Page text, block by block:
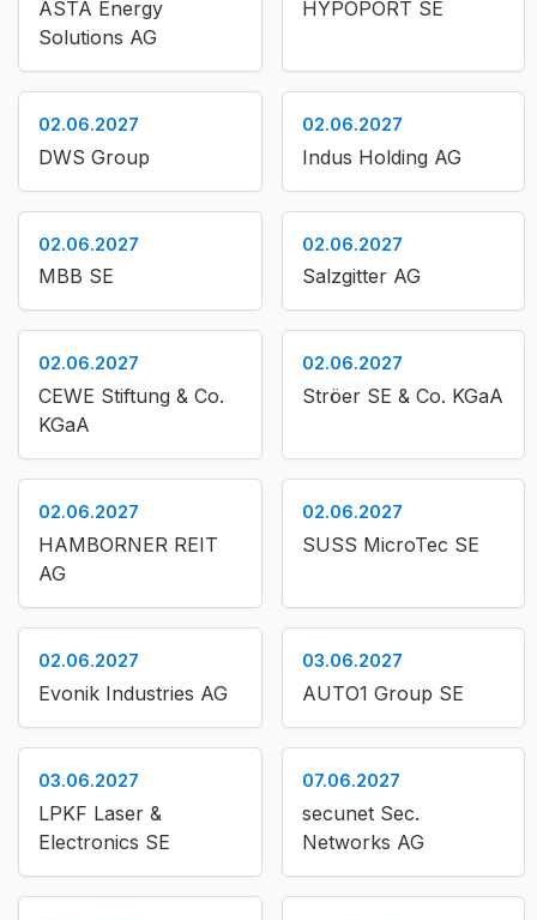
ASTA Energy
Solutions AG
HYPOPORT SE
02.06.2027
DWS Group
02.06.2027
Indus Holding AG
02.06.2027
MBB SE
02.06.2027
Salzgitter AG
02.06.2027
CEWE Stiftung & Co.
KGaA
02.06.2027
Ströer SE & Co. KGaA
02.06.2027
HAMBORNER REIT
AG
02.06.2027
SUSS MicroTec SE
02.06.2027
Evonik Industries AG
03.06.2027
AUTO1 Group SE
03.06.2027
LPKF Laser &
Electronics SE
07.06.2027
secunet Sec.
Networks AG